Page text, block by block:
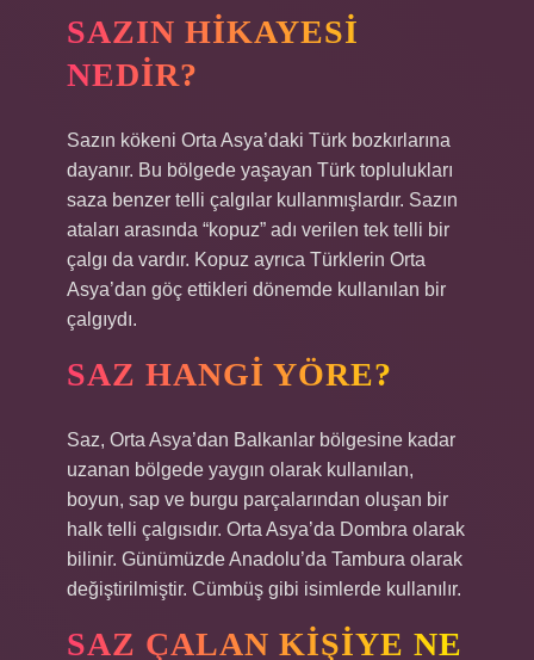
SAZIN HIKAYESI
NEDIR?
Sazın kökeni Orta Asya’daki Türk bozkırlarına
dayanır. Bu bölgede yaşayan Türk toplulukları
saza benzer telli çalgılar kullanmışlardır. Sazın
ataları arasında “kopuz” adı verilen tek telli bir
çalgı da vardır. Kopuz ayrıca Türklerin Orta
Asya’dan göç ettikleri dönemde kullanılan bir
çalgıydı.
SAZ HANGI YÖRE?
Saz, Orta Asya’dan Balkanlar bölgesine kadar
uzanan bölgede yaygın olarak kullanılan,
boyun, sap ve burgu parçalarından oluşan bir
halk telli çalgısıdır. Orta Asya’da Dombra olarak
bilinir. Günümüzde Anadolu’da Tambura olarak
değiştirilmiştir. Cümbüş gibi isimlerde kullanılır.
SAZ ÇALAN KIŞIYE NE